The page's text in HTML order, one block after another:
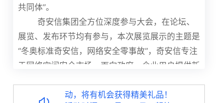
共同体”。
奇安信集团全方位深度参与大会，在论坛、
展览、发布环节均有参与，本次展览展示的主题是
“冬奥标准奇安信，网络安全零事故”，奇安信专注
于网络空间安全市场，面向政府、企业用户提供新
“冬奥标准奇安信 网络安全零事